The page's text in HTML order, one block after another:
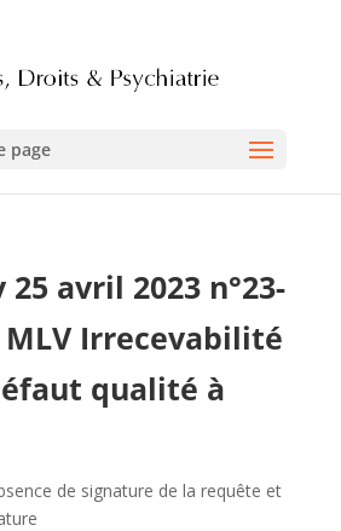
page
25 avril 2023 n°23-
MLV Irrecevabilité
qualité à
de signature de la requête et